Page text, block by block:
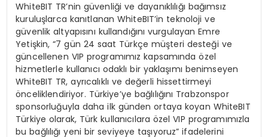
WhiteBIT TR’nin güvenliği ve dayanıklılığı bağımsız
kuruluşlarca kanıtlanan WhiteBIT’in teknoloji ve
güvenlik altyapısını kullandığını vurgulayan Emre
Yetişkin, “7 gün 24 saat Türkçe müşteri desteği ve
güncellenen VIP programımız kapsamında özel
hizmetlerle kullanıcı odaklı bir yaklaşımı benimseyen
WhiteBIT TR, ayrıcalıklı ve değerli hissettirmeyi
önceliklendiriyor. Türkiye’ye bağlılığını Trabzonspor
sponsorluğuyla daha ilk günden ortaya koyan WhiteBIT
Türkiye olarak, Türk kullanıcılara özel VIP programımızla
bu bağlılığı yeni bir seviyeye taşıyoruz” ifadelerini